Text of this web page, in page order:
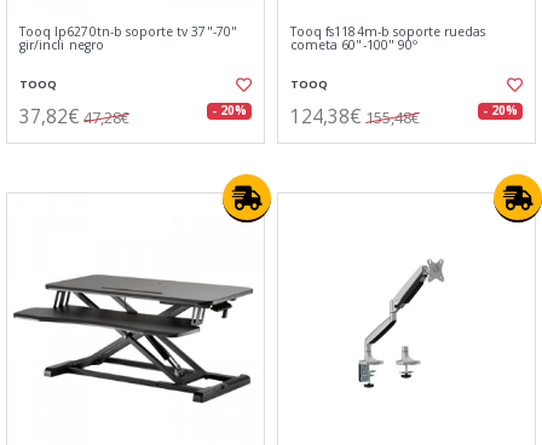
Tooq lp6270tn-b soporte tv 37"-70"
gir/incli negro
TOOQ
37,82€ 47,28€ - 20%
Tooq fs1184m-b soporte ruedas
cometa 60"-100" 90º
TOOQ
124,38€ 155,48€ - 20%